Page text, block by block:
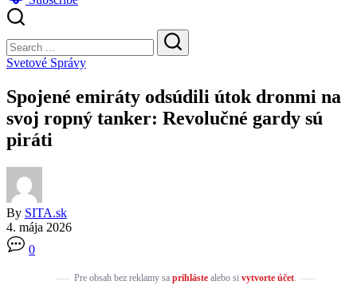
Search
Search
Svetové Správy
Spojené emiráty odsúdili útok dronmi na
svoj ropný tanker: Revolučné gardy sú
piráti
By SITA.sk
4. mája 2026
0
Pre obsah bez reklamy sa prihlástealebo si vytvorte účet.